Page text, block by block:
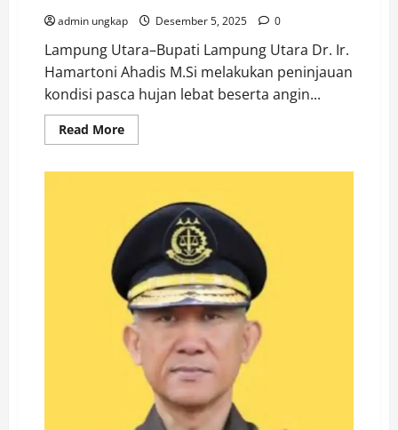
admin ungkap Desember 5, 2025 0
Lampung Utara–Bupati Lampung Utara Dr. Ir.
Hamartoni Ahadis M.Si melakukan peninjauan
kondisi pasca hujan lebat beserta angin...
Read MoreRead
more
Terdampak
Hujan
Lebat
di
Agung
untuk
Pastikan
Penanganan
Cepat